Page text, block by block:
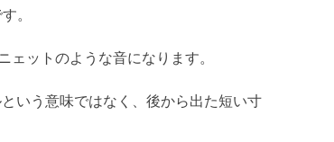
。
ェットのような音になります。
いう意味ではなく、後から出た短い寸